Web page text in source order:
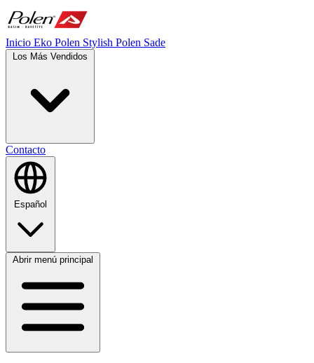
Inicio Eko Polen Stylish Polen Sade
Contacto
Abrir menú principal